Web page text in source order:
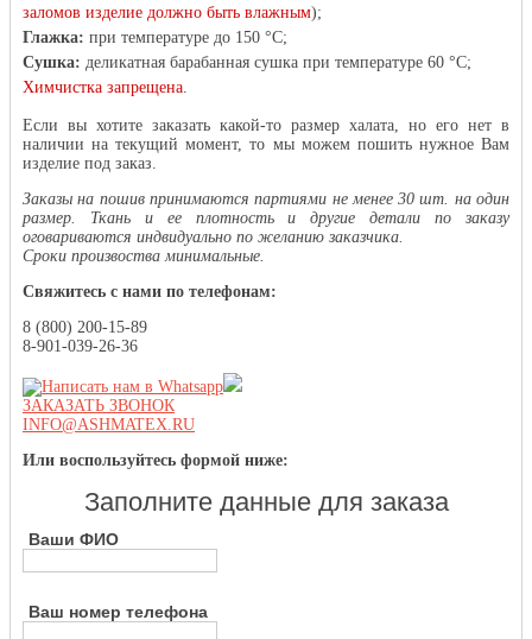
заломов изделие должно быть влажным);
Глажка: при температуре до 150 °С;
Сушка: деликатная барабанная сушка при температуре 60 °С;
Химчистка запрещена
Если вы хотите заказать какой-то размер халата, но его нет в
наличии на текущий момент, то мы можем пошить нужное Вам
изделие под заказ.
Заказы на пошив принимаются партиями не менее 30 шт. на один
размер. Ткань и ее плотность и другие детали по заказу
оговариваются индвидуально по желанию заказчика.
Сроки произвоства минимальные.
Свяжитесь с нами по телефонам:
8 (800) 200-15-89
8-901-039-26-36
ЗАКАЗАТЬ ЗВОНОК
INFO@ASHMATEX.RU
Или воспользуйтесь формой ниже:
Заполните данные для заказа
Ваши ФИО
Ваш номер телефона